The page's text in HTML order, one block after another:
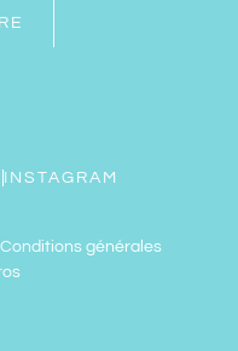
INSTAGRAM
Conditions générales